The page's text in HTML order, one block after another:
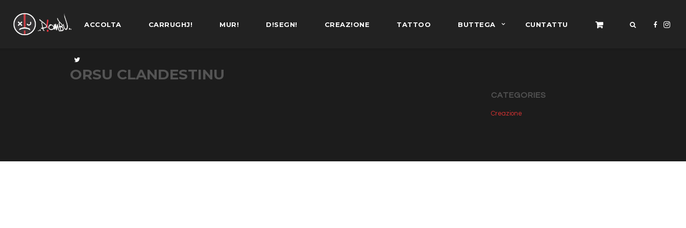
ACCOLTA CARRUGHJ! MUR! D!SEGN! CREAZ!ONE TATTOO BUTTEGA CUNTATTU
ORSU CLANDESTINU
CATEGORIES
Creazione